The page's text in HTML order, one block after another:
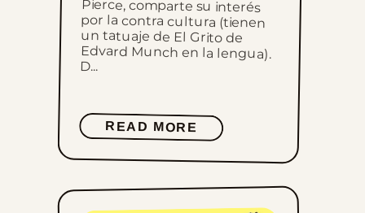
D...
READ MORE